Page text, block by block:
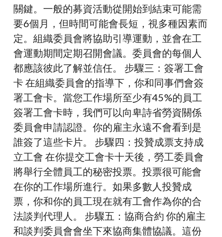
關鍵。一般的募資活動從開始到結束可能需
要6個月，但時間可能會長短，視多種因素而
定。組織委員會將協助引導運動，並會在工
會運動期間定期召開會議。委員會的每個人
都應該彼此了解並信任。 步驟三：簽署工會
卡 在組織委員會的指導下，你和同事們會簽
署工會卡。當您工作場所至少有45%的員工
簽署工會卡時，我們可以向卑詩省勞資關係
委員會申請認證。你的雇主永遠不會看到是
誰簽了這些卡片。 步驟四：投贊成票支持成
立工會 在你提交工會卡十天後，勞工委員會
將舉行全體員工的秘密投票。投票很可能會
在你的工作場所進行。如果多數人投贊成
票，你和你的員工現在就有工會作為你的合
法談判代理人。 步驟五：協商合約 你的雇主
和談判委員會會坐下來協商集體協議。這份